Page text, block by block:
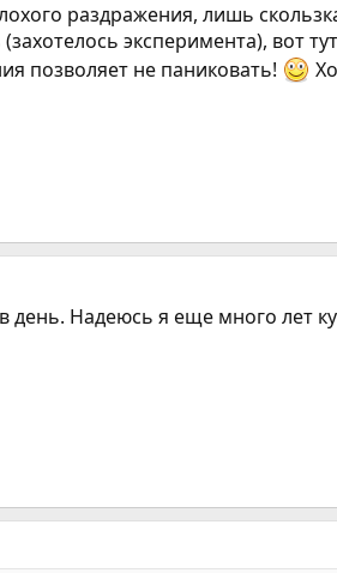
раздражения, лишь
эксперимента), вот
позволяет не паниковать!
Надеюсь я еще много лет